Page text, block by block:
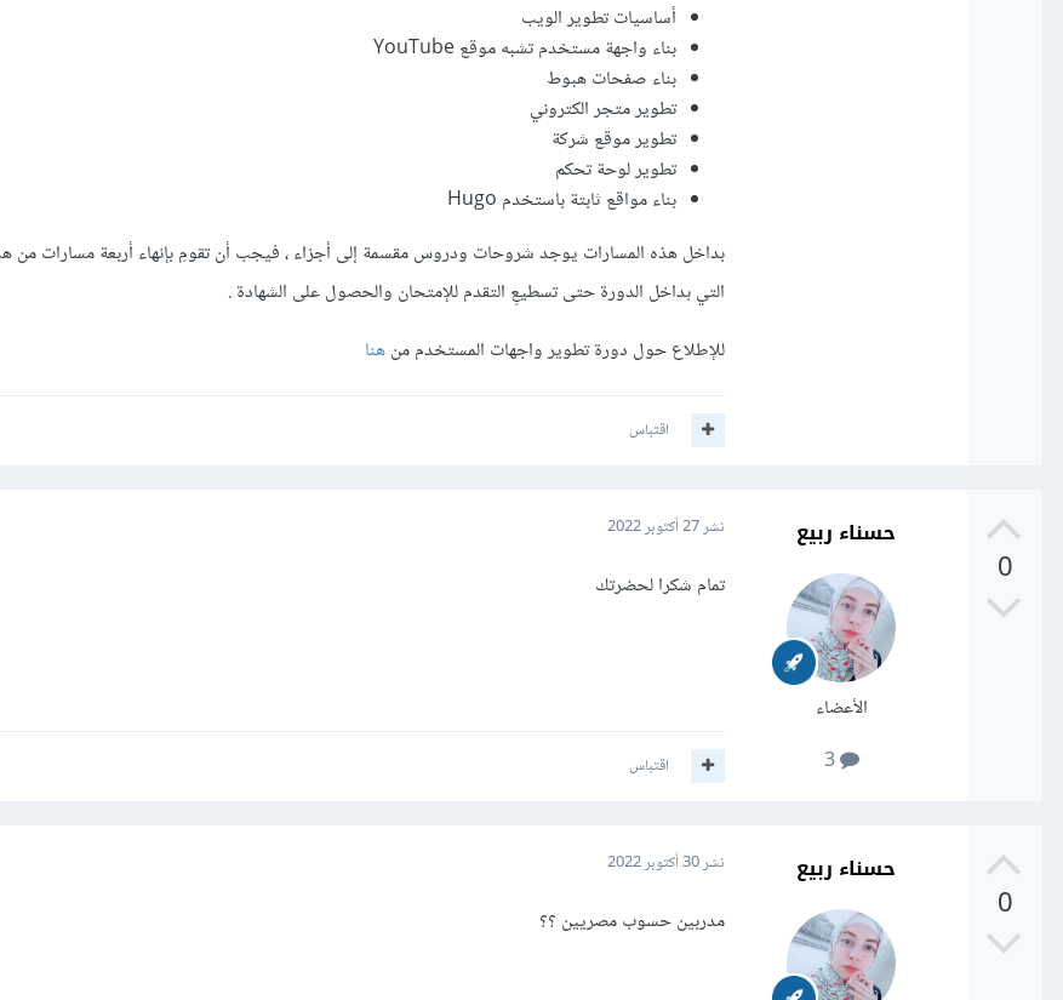
أساسيات تطوير الويب
بناء واجهة مستخدم تشبه موقع YouTube
بناء صفحات هبوط
تطوير متجر الكتروني
تطوير موقع شركة
تطوير لوحة تحكم
بناء مواقع ثابتة باستخدم Hugo
بداخل هذه المسارات يوجد شروحات ودروس مقسمة إلى أجزاء ، فيجب أن تقومِ بإنهاء أربعة مسارات من
التي بداخل الدورة حتى تسطيعِ التقدم للإمتحان والحصول على الشهادة .
للإطلاع حول دورة تطوير واجهات المستخدم منهنا
اقتباس
0
حسناء ربيع
الأعضاء
3
نشر27 أكتوبر 2022
تمام شكرا لحضرتك
اقتباس
0
حسناء ربيع نشر30 أكتوبر 2022
مدربين حسوب مصريين ؟؟